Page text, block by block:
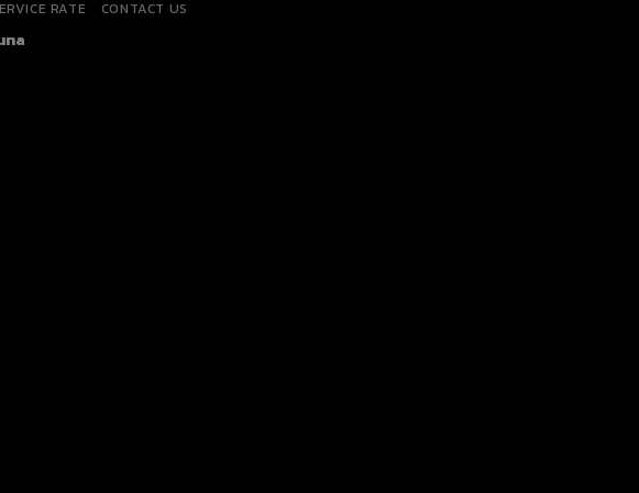
RATE CONTACT US